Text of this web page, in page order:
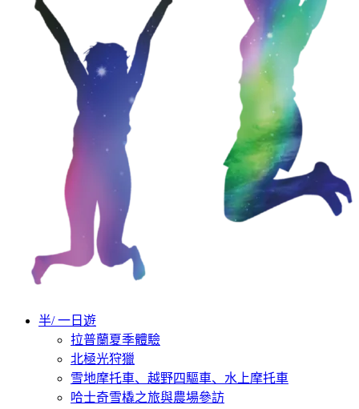
半/ 一日遊
拉普蘭夏季體驗
北極光狩獵
雪地摩托車、越野四驅車、水上摩托車
哈士奇雪橇之旅與農場參訪